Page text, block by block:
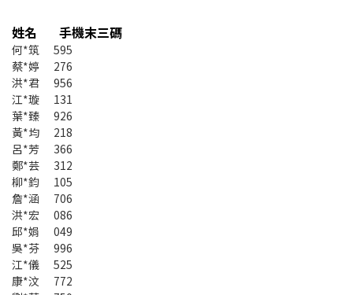
姓名 手機末三碼
何*筑 595
蔡*婷 276
洪*君 956
江*璇 131
葉*臻 926
黃*均 218
呂*芳 366
鄭*芸 312
柳*鈞 105
詹*涵 706
洪*宏 086
邱*娟 049
吳*芬 996
江*儀 525
康*汶 772